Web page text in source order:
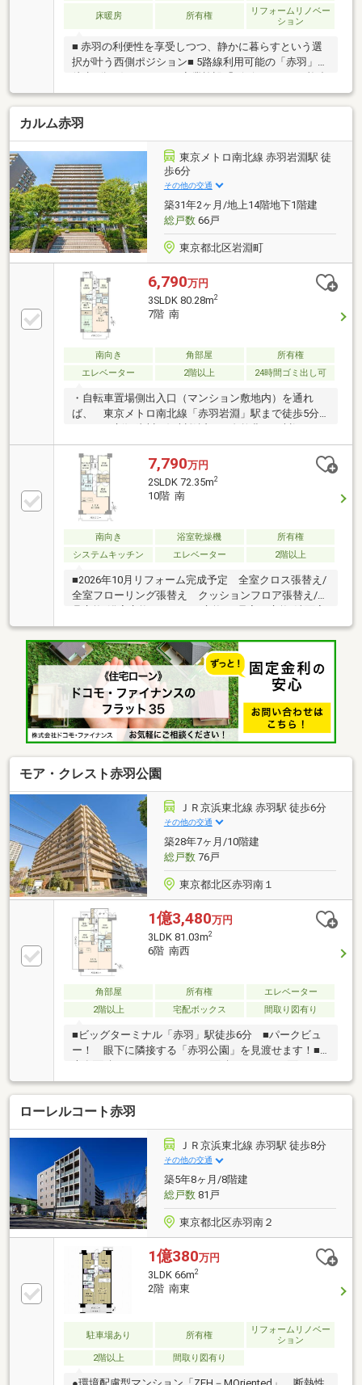
入っております●全居室が南側のバルコニーに面して
おり、日当たり・眺望良好
床暖房 所有権
リフォームリノベー
ション
■ 赤羽の利便性を享受しつつ、静かに暮らすという選
択が叶う西側ポジション■ 5路線利用可能の「赤羽」駅
商業施設が徒歩圏内に充実■ イトーヨーカドー、スー
パー、ドラッグストア、ホームセンターも身近で買物
便利■ 商店街も複数あり、地域に根ざした温かい雰囲
気の中で暮らせる環境■ 赤羽台けやき公園など徒歩圏
内に緑豊かな公園が点在■ 自然と都市が調和し、子育
て環境も良好な住みやすい街■ 西向き角住戸×2面バル
コニーで明るく開放的な住空間■ 各居室にクローゼッ
ト付きで家族の荷物もすっきり収納■ 全室リフォーム
済のため、きれいな住まいをすぐにご見学可
カルム赤羽
東京メトロ南北線 赤羽岩淵駅 徒
歩6分
その他の交通
築31年2ヶ月/地上14階地下1階建
総戸数66戸
東京都北区岩淵町
6,790万円
3SLDK 80.28m2
7階 南
南向き 角部屋
所有権
エレベーター
2階以上 24時間ゴミ出し可
・自転車置場側出入口（マンション敷地内）を通れ
ば、 東京メトロ南北線「赤羽岩淵」駅まで徒歩5分
佇むマンションです。 春には河川敷の桜並木が広が
ります♪・2駅7路線利用可能な好立地なエリアで
す。・3SLDKタイプの80.28m2の7階南向き住戸となり
ます。 陽当たり・眺望良好です。是非、室内をご体
感下さい♪・管理会社は三菱地所コミュニティ株式会
社です。 共用部の修繕工事も適宜行われており、管
理体制良好になります♪
7,790万円
2SLDK 72.35m2
10階 南
南向き 浴室乾燥機
所有権
システムキッチン
エレベーター 2階以上
■2026年10月リフォーム完成予定 全室クロス張替え/
全室フローリング張替え クッションフロア張替え/建
交換/トイレ交換■東京メトロ南北線「赤羽岩淵」駅ま
で徒歩6分です。 2駅7路線利用可能な好立地なエリ
アです。■2SLDK＋2WICタイプの72.35m2の10階・南
向き住戸となります。 陽当たり・眺望良好です。■
管理会社は三菱地所コミュニティ(株)です。 共用部
の修繕工事も適宜行われており、管理体制良好。
モア・クレスト赤羽公園
ＪＲ京浜東北線 赤羽駅 徒歩6分
その他の交通
築28年7ヶ月/10階建
総戸数76戸
東京都北区赤羽南１
1億3,480万円
3LDK 81.03m2
6階 南西
角部屋 所有権
エレベーター
2階以上
宅配ボックス 間取り図有り
■ビッグターミナル「赤羽」駅徒歩6分 ■パークビュ
ー！ 眼下に隣接する「赤羽公園」を見渡せます！■
コニーを採用した解放感ある3LDK■明るい採光窓を設
けた対面カウンターキッチン■暮らしの独立性を高め
る専用ポーチ内に専用トランクルーム設置■ウォーク
インクローゼット、各居室に収納付き■LDK内の点線で
示された位置に扉を設置することで、4LDKへの変更が
可能です。（※別途費用要 ※間取図参照）■商店街が近
く、周辺環境充実
ローレルコート赤羽
ＪＲ京浜東北線 赤羽駅 徒歩8分
その他の交通
築5年8ヶ月/8階建
総戸数81戸
東京都北区赤羽南２
1億380万円
3LDK 66m2
2階 南東
駐車場あり 所有権
リフォームリノベー
ション
2階以上
間取り図有り